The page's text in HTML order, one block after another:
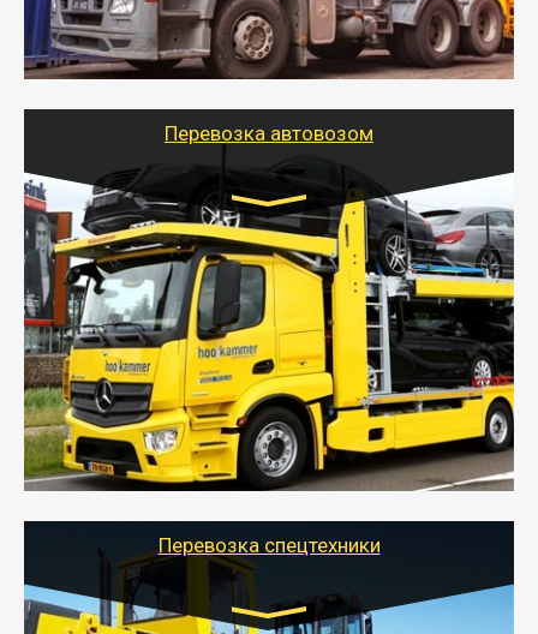
организовать доставку в порт и из порта
стандартных контейнеров на контейнеровозе,
шаландах и площадках (открытых кузовах),
используя надежные крепления.
Перевозка автовозом
Цена за км. Рассчитывается
индивидуально
- Перевозка автовозом от Тайгер Логистик – это
быстрый и безопасный способ доставить несколько
легковых автомобилей за одну поездку в другой
город.
- Наша транспортная компания организует доставку
машин автовозом, подобрав оптимальный маршрут с
учетом всех особенности по пути следования.
Перевозка спецтехники